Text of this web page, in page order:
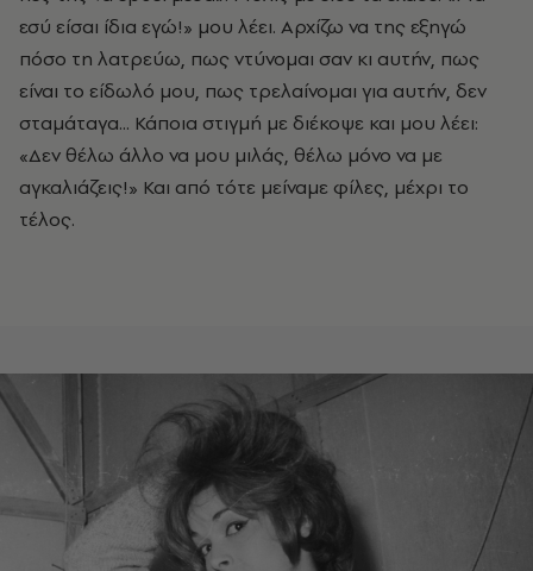
εσύ είσαι ίδια εγώ!» μου λέει. Αρχίζω να της εξηγώ
πόσο τη λατρεύω, πως ντύνομαι σαν κι αυτήν, πως
είναι το είδωλό μου, πως τρελαίνομαι για αυτήν, δεν
σταμάταγα... Κάποια στιγμή με διέκοψε και μου λέει:
«Δεν θέλω άλλο να μου μιλάς, θέλω μόνο να με
αγκαλιάζεις!» Και από τότε μείναμε φίλες, μέχρι το
τέλος.